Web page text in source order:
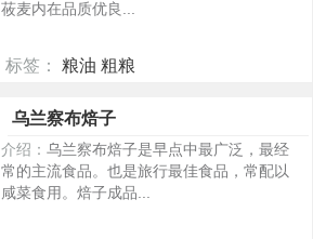
莜麦内在品质优良...
标签： 粮油 粗粮
乌兰察布焙子
介绍： 乌兰察布焙子是早点中最广泛，最经
常的主流食品。也是旅行最佳食品，常配以
咸菜食用。焙子成品...